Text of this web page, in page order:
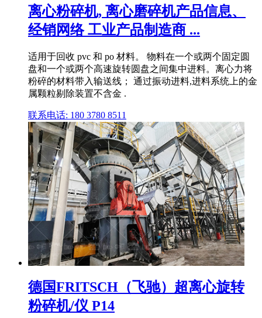
离心粉碎机, 离心磨碎机产品信息、
经销网络 工业产品制造商 ...
适用于回收 pvc 和 po 材料。 物料在一个或两个固定圆
盘和一个或两个高速旋转圆盘之间集中进料。离心力将
粉碎的材料带入输送线； 通过振动进料,进料系统上的金
属颗粒剔除装置不含金 .
联系电话: 180 3780 8511
德国FRITSCH（飞驰）超离心旋转
粉碎机/仪 P14